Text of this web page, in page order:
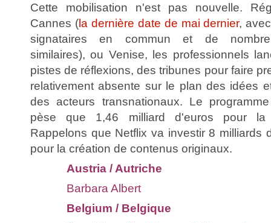
Cette mobilisation n'est pas nouvelle.
Cannes (la dernière date de mai dernier,
signataires en commun et de
similaires), ou Venise, les professionnels
pistes de réflexions, des tribunes pour faire
relativement absente sur le plan des idées
des acteurs transnationaux. Le
pèse que 1,46 milliard d'euros pour la
Rappelons que Netflix va investir 8 milliards
pour la création de contenus originaux.
Austria / Autriche
Barbara Albert
Belgium / Belgique